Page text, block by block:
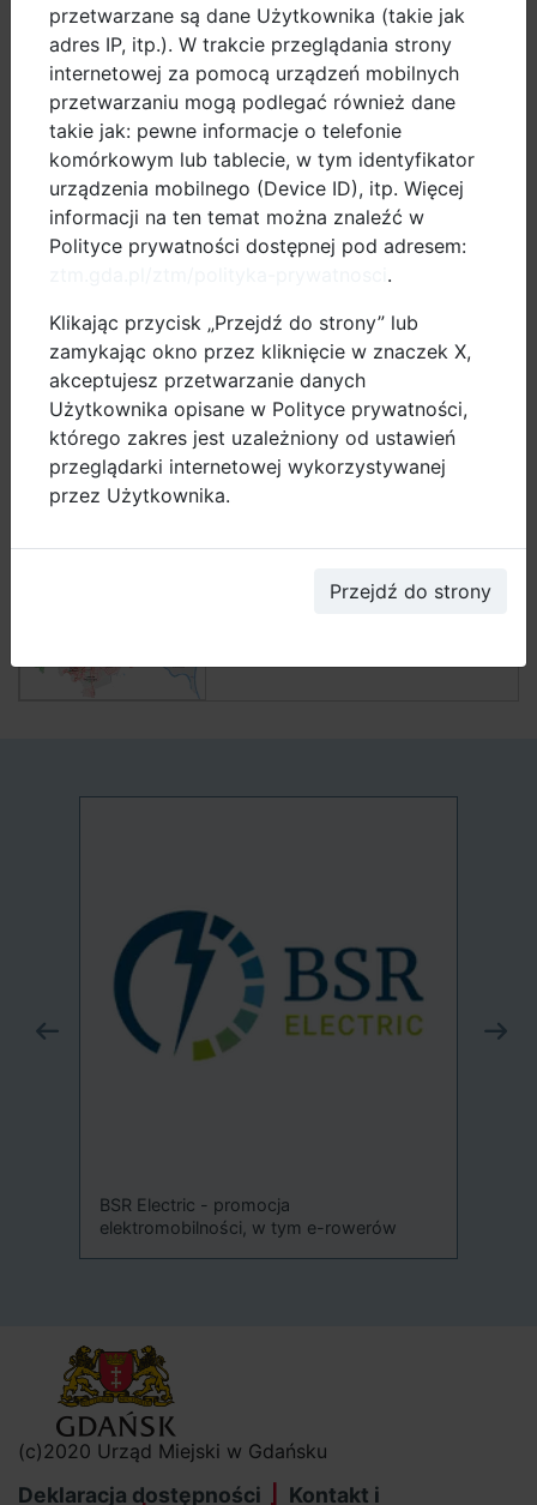
Trwa remont dróg rowerowych wokół
ronda Ofiar Katynia. Będzie wygodniej i
bezpieczniej
BSR Electric - promocja
elektromobilności, w tym e-rowerów
(c)2020 Urząd Miejski w Gdańsku
Deklaracja dostępności
Kontakt i
przetwarzane są dane Użytkownika (takie jak
adres IP, itp.). W trakcie przeglądania strony
internetowej za pomocą urządzeń mobilnych
przetwarzaniu mogą podlegać również dane
takie jak: pewne informacje o telefonie
komórkowym lub tablecie, w tym identyfikator
urządzenia mobilnego (Device ID), itp. Więcej
informacji na ten temat można znaleźć w
Polityce prywatności dostępnej pod adresem:
.
Klikając przycisk „Przejdź do strony” lub
zamykając okno przez kliknięcie w znaczek X,
akceptujesz przetwarzanie danych
Użytkownika opisane w Polityce prywatności,
którego zakres jest uzależniony od ustawień
przeglądarki internetowej wykorzystywanej
przez Użytkownika.
Przejdź do strony